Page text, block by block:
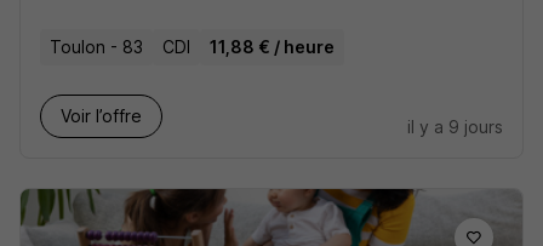
Toulon - 83 CDI 11,88 € / heure
Voir l’offre
il y a 9 jours